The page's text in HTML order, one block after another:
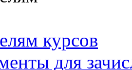
курсов
для